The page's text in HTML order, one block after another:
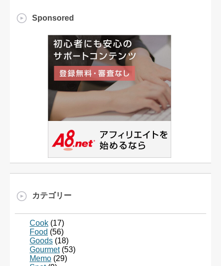
Sponsored
カテゴリー
Cook (17)
Food (56)
Goods (18)
Gourmet(53)
Memo (29)